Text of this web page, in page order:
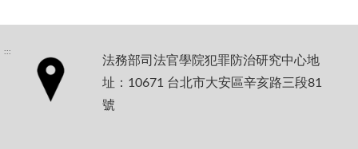
:::
法務部司法官學院犯罪防治研究中心地
址：10671 台北市大安區辛亥路三段81
號